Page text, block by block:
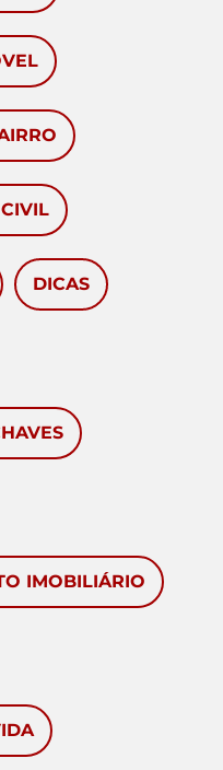
DICAS
IMOBILIÁRIO